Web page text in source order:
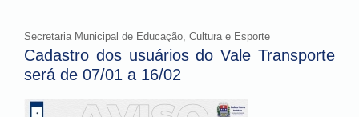
Secretaria Municipal de Educação, Cultura e Esporte
Cadastro dos usuários do Vale Transporte
será de 07/01 a 16/02